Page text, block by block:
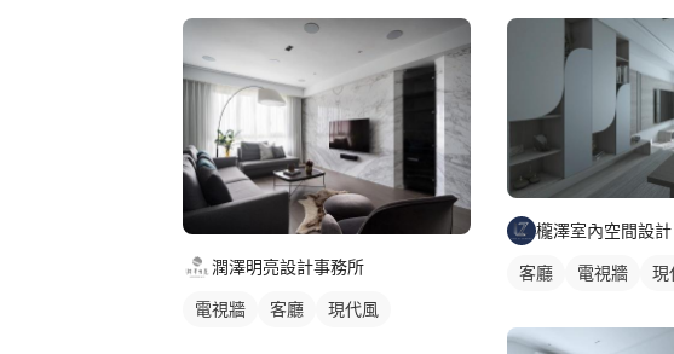
潤澤明亮設計事務所
電視牆 客廳 現代風
櫳澤室內空間設計
客廳 電視牆 現